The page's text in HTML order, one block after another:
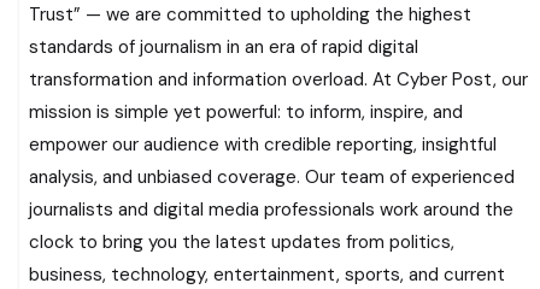
Trust” — we are committed to upholding the highest
standards of journalism in an era of rapid digital
transformation and information overload. At Cyber Post, our
mission is simple yet powerful: to inform, inspire, and
empower our audience with credible reporting, insightful
analysis, and unbiased coverage. Our team of experienced
journalists and digital media professionals work around the
clock to bring you the latest updates from politics,
business, technology, entertainment, sports, and current